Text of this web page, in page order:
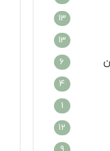
13
13
6
4
1
12